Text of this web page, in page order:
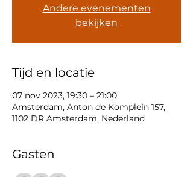
Andere evenementen
bekijken
Tijd en locatie
07 nov 2023, 19:30 – 21:00
Amsterdam, Anton de Komplein 157,
1102 DR Amsterdam, Nederland
Gasten